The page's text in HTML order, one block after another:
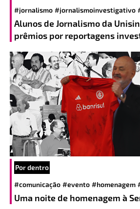
#jornalismo #jornalismoinvestigativo
Alunos de Jornalismo da
prêmios por reportagens
Por dentro
#comunicação #evento #homenagem
Uma noite de homenagem à